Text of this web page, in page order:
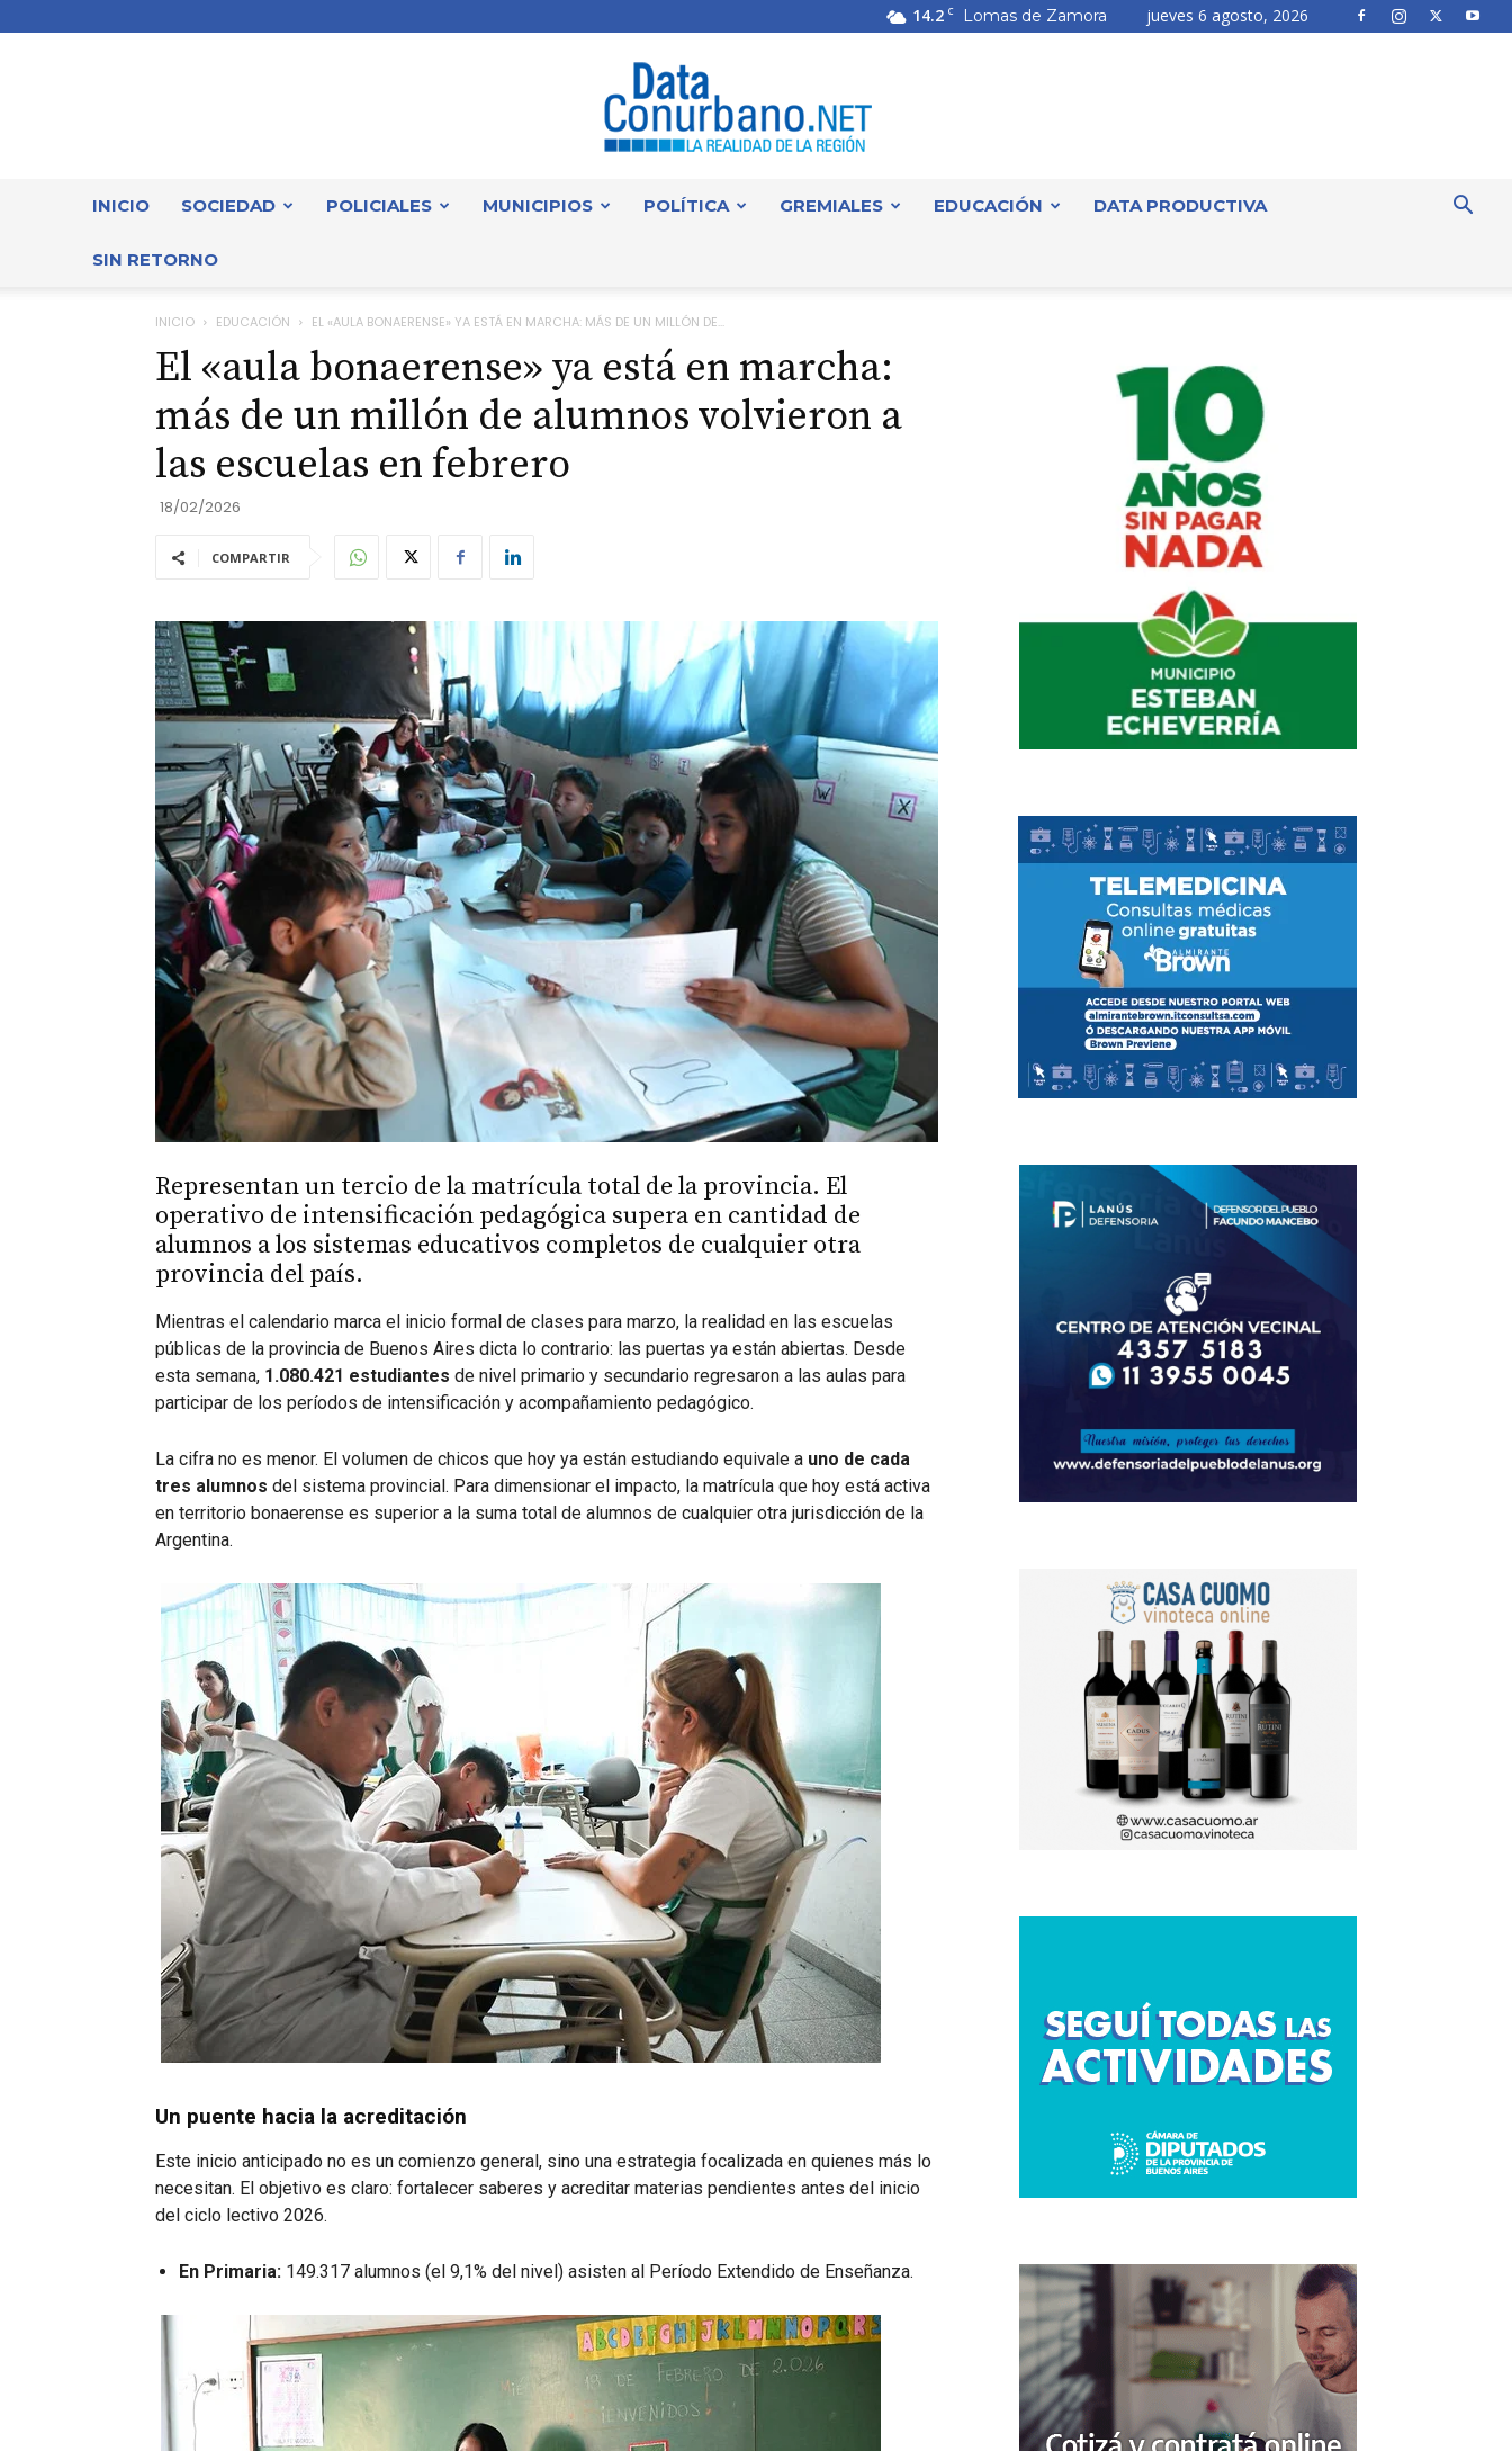
14.2 C Lomas de Zamora jueves 6 agosto, 2026
INICIO SOCIEDAD POLICIALES MUNICIPIOS POLÍTICA GREMIALES EDUCACIÓN DATA PRODUCTIVA
SIN RETORNO
INICIO EDUCACIÓN EL «AULA BONAERENSE» YA ESTÁ EN MARCHA: MÁS DE UN MILLÓN DE...
El «aula bonaerense» ya está en marcha:
más de un millón de alumnos volvieron a
las escuelas en febrero
18/02/2026
COMPARTIR
Representan un tercio de la matrícula total de la provincia. El
operativo de intensificación pedagógica supera en cantidad de
alumnos a los sistemas educativos completos de cualquier otra
provincia del país.
Mientras el calendario marca el inicio formal de clases para marzo, la realidad en las escuelas
públicas de la provincia de Buenos Aires dicta lo contrario: las puertas ya están abiertas. Desde
esta semana, 1.080.421 estudiantes de nivel primario y secundario regresaron a las aulas para
participar de los períodos de intensificación y acompañamiento pedagógico.
La cifra no es menor. El volumen de chicos que hoy ya están estudiando equivale a uno de cada
tres alumnos del sistema provincial. Para dimensionar el impacto, la matrícula que hoy está activa
en territorio bonaerense es superior a la suma total de alumnos de cualquier otra jurisdicción de la
Argentina.
Un puente hacia la acreditación
Este inicio anticipado no es un comienzo general, sino una estrategia focalizada en quienes más lo
necesitan. El objetivo es claro: fortalecer saberes y acreditar materias pendientes antes del inicio
del ciclo lectivo 2026.
En Primaria: 149.317 alumnos (el 9,1% del nivel) asisten al Período Extendido de Enseñanza.